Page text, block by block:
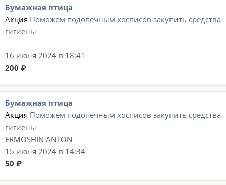
Бумажная птица
Акция Поможем подопечным хосписов закупить средства
гигиены
16 июня 2024 в 18:41
200 ₽
Бумажная птица
Акция Поможем подопечным хосписов закупить средства
гигиены
ERMOSHIN ANTON
15 июня 2024 в 14:34
50 ₽